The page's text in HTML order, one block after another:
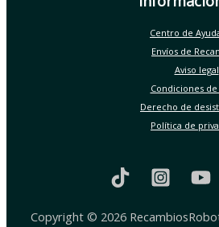
Centro de
Envíos de
Aviso legal
Condiciones de
Derecho de
Política de
Copyright © 2026